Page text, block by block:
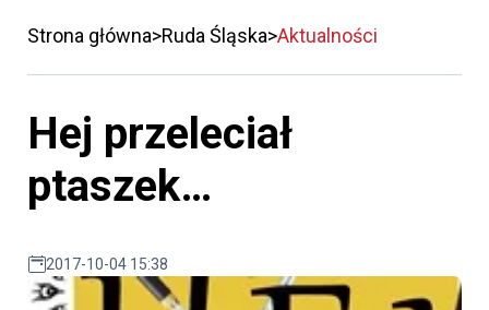
Strona główna Ruda Śląska Aktualności
Hej przeleciał
ptaszek…
2017-10-04 15:38